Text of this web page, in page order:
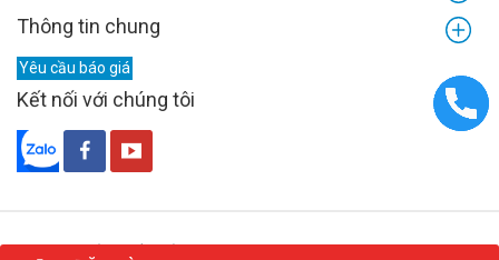
Thông tin chung
Yêu cầu báo giá
Kết nối với chúng tôi